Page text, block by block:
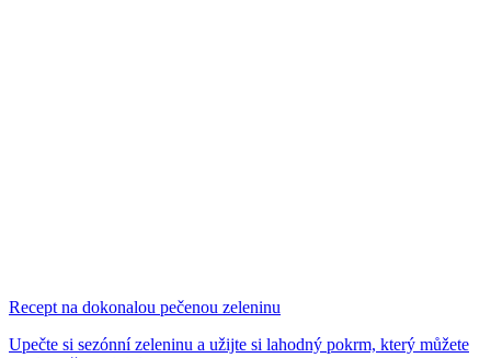
Recept na dokonalou pečenou zeleninu
Upečte si sezónní zeleninu a užijte si lahodný pokrm, který můžete